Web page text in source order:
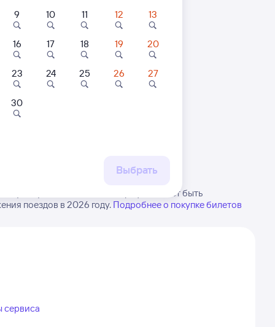
Будьте внимательны, график может быть
поездов в 2026 году. Подробнее о покупке билетов
сервиса
9 10 11 12 13
16 17 18 19 20
23 24 25 26 27
30
Выбрать